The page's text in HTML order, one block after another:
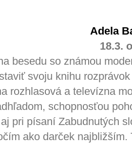
Adela
18.3.
besedu so známou
svoju knihu
rozhlasová a televízna
schopnosťou
pri písaní Zabudnutých
ako darček